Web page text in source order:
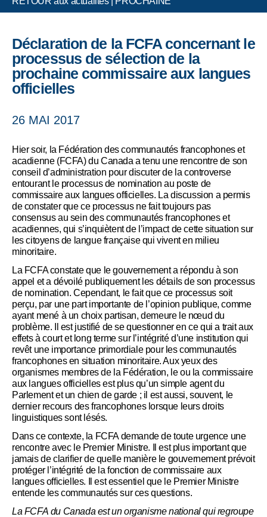
Déclaration de la FCFA concernant le
processus de sélection de la
prochaine commissaire aux langues
officielles
26 MAI 2017
Hier soir, la Fédération des communautés francophones et
acadienne (FCFA) du Canada a tenu une rencontre de son
conseil d’administration pour discuter de la controverse
entourant le processus de nomination au poste de
commissaire aux langues officielles. La discussion a permis
de constater que ce processus ne fait toujours pas
consensus au sein des communautés francophones et
acadiennes, qui s’inquiètent de l’impact de cette situation sur
les citoyens de langue française qui vivent en milieu
minoritaire.
La FCFA constate que le gouvernement a répondu à son
appel et a dévoilé publiquement les détails de son processus
de nomination. Cependant, le fait que ce processus soit
perçu, par une part importante de l’opinion publique, comme
ayant mené à un choix partisan, demeure le nœud du
problème. Il est justifié de se questionner en ce qui a trait aux
effets à court et long terme sur l’intégrité d’une institution qui
revêt une importance primordiale pour les communautés
francophones en situation minoritaire. Aux yeux des
organismes membres de la Fédération, le ou la commissaire
aux langues officielles est plus qu’un simple agent du
Parlement et un chien de garde ; il est aussi, souvent, le
dernier recours des francophones lorsque leurs droits
linguistiques sont lésés.
Dans ce contexte, la FCFA demande de toute urgence une
rencontre avec le Premier Ministre. Il est plus important que
jamais de clarifier de quelle manière le gouvernement prévoit
protéger l’intégrité de la fonction de commissaire aux
langues officielles. Il est essentiel que le Premier Ministre
entende les communautés sur ces questions.
La FCFA du Canada est un organisme national qui regroupe